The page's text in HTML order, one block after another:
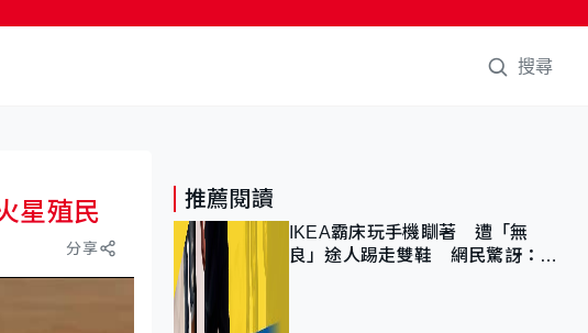
搜尋
星殖民
分享
推薦閱讀
IKEA霸床玩手機瞓著 遭「無
良」途人踢走雙鞋 網民驚訝：冇